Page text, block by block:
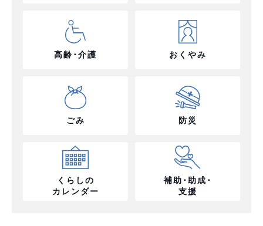
高齢･介護 おくやみ
ごみ 防災
くらしの
カレンダー
補助･助成･
支援